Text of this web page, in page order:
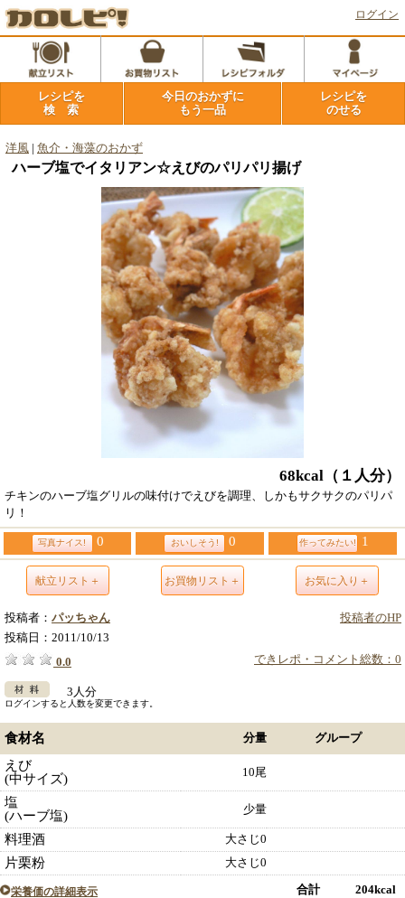
ログイン
レシピを
検 索
今日のおかずに
もう一品
レシピを
のせる
洋風 魚介・海藻のおかず
ハーブ塩でイタリアン☆えびのパリパリ揚げ
68kcal （１人分）
チキンのハーブ塩グリルの味付けでえびを調理、しかもサクサクのパリパ
リ！
写真ナイス! 0 おいしそう! 0 作ってみたい! 1
献立リスト＋ お買物リスト＋ お気に入り＋
投稿者のHP
投稿者： パッちゃん
投稿日： 2011/10/13
できレポ・コメント総数：0
0.0
3人分
ログインすると人数を変更できます。
食材名 分量 グループ
えび
(中サイズ)
10尾
塩
(ハーブ塩)
少量
料理酒 大さじ0
片栗粉 大さじ0
栄養価の詳細表示 合計 204kcal